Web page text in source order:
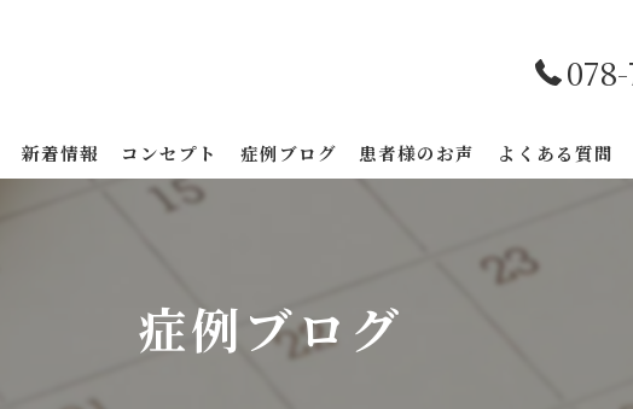
新着情報 コンセプト 症例ブログ 患者様のお声 よくある質問
症例ブログ